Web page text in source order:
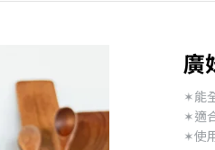
廣
✶能
✶適
✶使